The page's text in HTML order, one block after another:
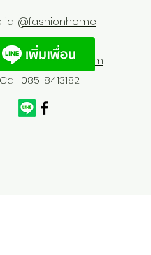
id :@fashionhome
Call 085-8413182